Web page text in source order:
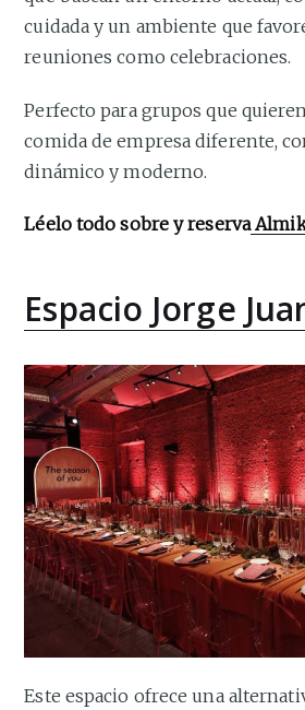
cuidada y un ambiente que
reuniones como celebraciones.
Perfecto para grupos que
comida de empresa diferente,
dinámico y moderno.
Léelo todo sobre y reserva
Espacio Jorge
Este espacio ofrece una